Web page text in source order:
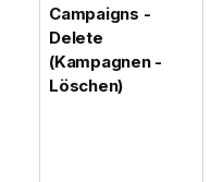
Campaigns -
Delete
(Kampagnen -
Löschen)